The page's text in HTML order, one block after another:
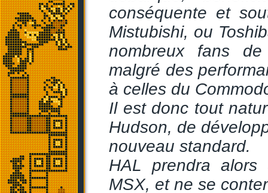
conséquente et
Mistubishi, ou
nombreux fans
malgré des
à celles du
Il est donc tout
Hudson, de
nouveau standard.
HAL prendra alors
MSX, et ne se